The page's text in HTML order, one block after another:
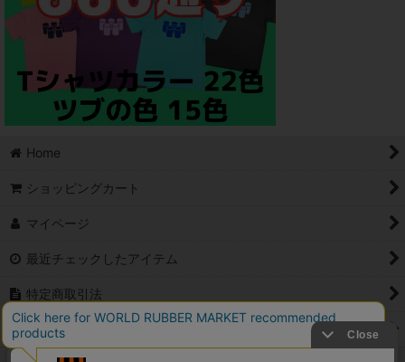
Home
ショッピングカート
マイページ
最近チェックしたアイテム
特定商取引法
ご利用案内